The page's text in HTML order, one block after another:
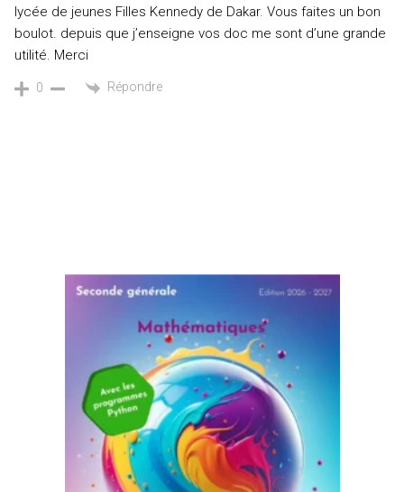
lycée de jeunes Filles Kennedy de Dakar. Vous faites un bon
boulot. depuis que j’enseigne vos doc me sont d’une grande
utilité. Merci
0 Répondre